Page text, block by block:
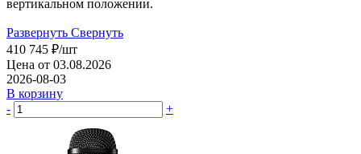
вертикальном положении.
Развернуть Свернуть
410 745 ₽/шт
Цена от 03.08.2026
2026-08-03
В корзину
-
+